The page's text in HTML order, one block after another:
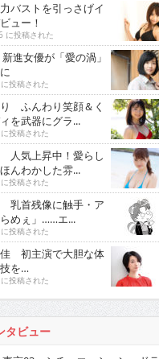
バストを引っさげイ
ュー！
に投稿された
進女優が「愛の渦」
投稿された
ふんわり笑顔＆く
を武器にグラ...
投稿された
人気上昇中！愛らし
んわかした雰...
投稿された
乳首残像に触手・ア
めぇ」……エ...
投稿された
初主演で大胆な体
を…
投稿された
タビュー